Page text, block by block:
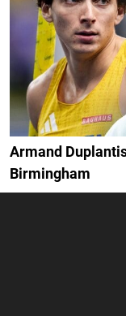
Armand
Birmingham